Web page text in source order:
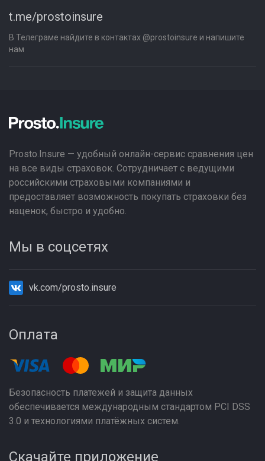
t.me/prostoinsure
В Телеграме найдите в контактах @prostoinsure и напишите
нам
Prosto.Insure — удобный онлайн-сервис сравнения цен
на все виды страховок. Сотрудничает с ведущими
российскими страховыми компаниями и
предоставляет возможность покупать страховки без
наценок, быстро и удобно.
Мы в соцсетях
vk.com/prosto.insure
Оплата
Безопасность платежей и защита данных
обеспечивается международным стандартом PCI DSS
3.0 и технологиями платёжных систем.
Скачайте приложение